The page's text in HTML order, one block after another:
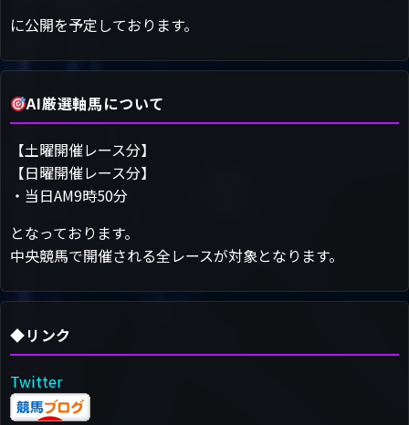
に公開を予定しております。
AI厳選軸馬について
【土曜開催レース分】
【日曜開催レース分】
・当日AM9時50分
となっております。
中央競馬で開催される全レースが対象となります。
◆リンク
Twitter